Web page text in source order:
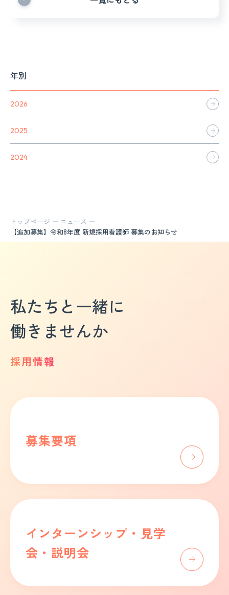
年別
2026
2025
2024
トップページ
ニュース
【追加募集】令和8年度 新規採用看護師 募集のお知らせ
私たちと一緒に
働きませんか
採用情報
募集要項
インターンシップ・見学
会・説明会